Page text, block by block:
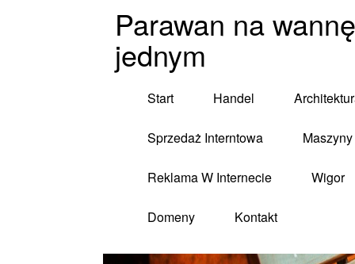
Parawan na
jednym
Start Handel
Sprzedaż Interntowa
Reklama W Internecie Wigor
Domeny Kontakt